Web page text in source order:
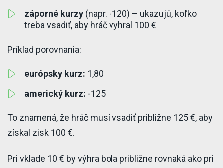
záporné kurzy(napr. -120) – ukazujú, koľko
treba vsadiť, aby hráč vyhral 100 €
Príklad porovnania:
európsky kurz: 1,80
americký kurz: -125
To znamená, že hráč musí vsadiť približne 125 €, aby
získal zisk 100 €.
Pri vklade 10 € by výhra bola približne rovnaká ako pri